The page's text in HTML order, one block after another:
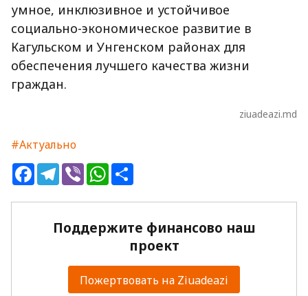
умное, инклюзивное и устойчивое
социально-экономическое развитие в
Кагульском и Унгенском районах для
обеспечения лучшего качества жизни
граждан.
ziuadeazi.md
#Актуально
FacebookTelegram
ViberWhatsApp
Поддержите финансово наш
проект
Пожертвовать на Ziuadeazi